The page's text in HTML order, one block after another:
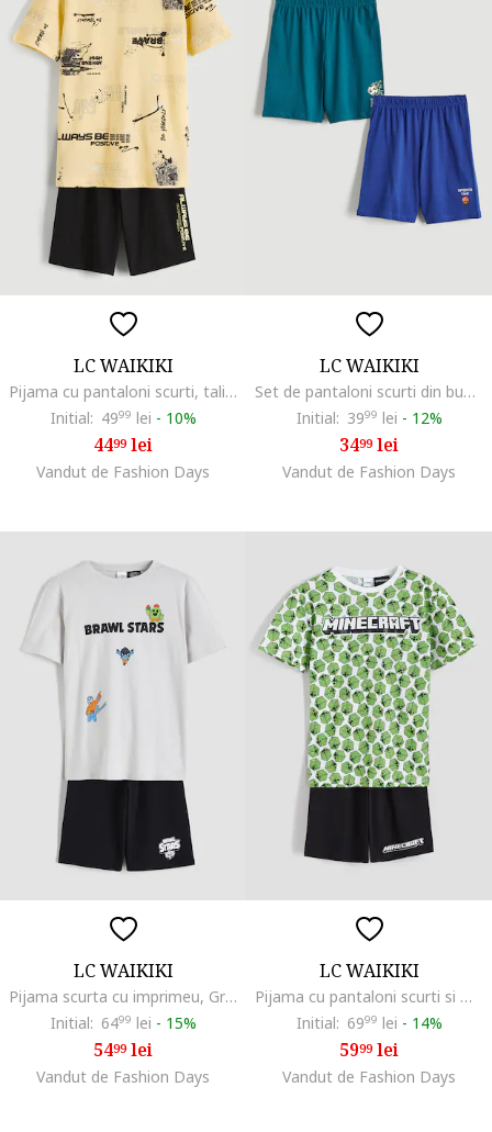
LC WAIKIKI
Pijama cu pantaloni scurti, talie elastica si model, Negru/Portocaliu pastel
Initial: 4999 lei - 10%
4499lei
Vandut de Fashion Days
LC WAIKIKI
Set de pantaloni scurti din bumbac cu imprimeu grafic discret - 2 piese, Albastru royal/Albastru petrol
Initial: 3999 lei - 12%
3499lei
Vandut de Fashion Days
LC WAIKIKI
Pijama scurta cu imprimeu, Gri deschis/Bleumarin
Initial: 6499 lei - 15%
5499lei
Vandut de Fashion Days
LC WAIKIKI
Pijama cu pantaloni scurti si model tematic Minecraft, Alb/Verde/Negru
Initial: 6999 lei - 14%
5999lei
Vandut de Fashion Days